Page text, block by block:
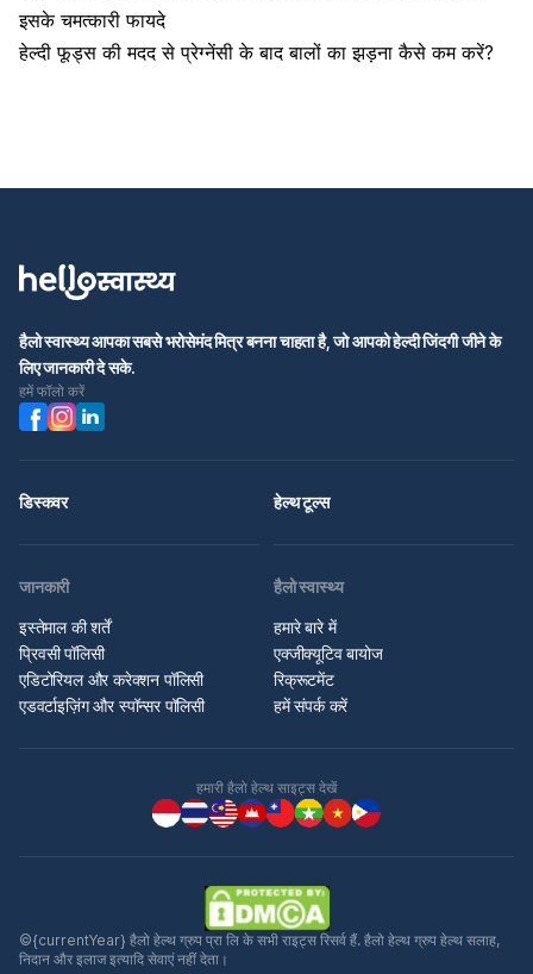
इसके चमत्कारी फायदे
हेल्दी फूड्स की मदद से प्रेग्नेंसी के बाद बालों का झड़ना कैसे कम करें?
हैलो स्वास्थ्य आपका सबसे भरोसेमंद मित्र बनना चाहता है, जो आपको हेल्दी जिंदगी जीने के
लिए जानकारी दे सके.
हमें फॉलो करें
डिस्कवर हेल्थ टूल्स
जानकारी
इस्तेमाल की शर्तें
प्रिवसी पॉलिसी
एडिटोरियल और करेक्शन पॉलिसी
एडवर्टाइज़िंग और स्पॉन्सर पॉलिसी
हैलो स्वास्थ्य
हमारे बारे में
एक्जीक्यूटिव बायोज
रिक्रूटमेंट
हमें संपर्क करें
हमारी हैलो हेल्थ साइट्स देखें
©{currentYear} हैलो हेल्थ ग्रुप प्रा लि के सभी राइट्स रिसर्व हैं. हैलो हेल्थ ग्रुप हेल्थ सलाह,
निदान और इलाज इत्यादि सेवाएं नहीं देता।